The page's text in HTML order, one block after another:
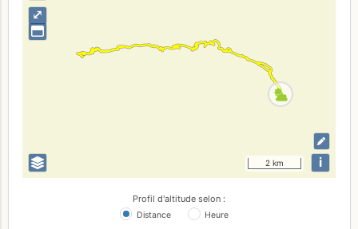
⤢
2 km i
Profil d'altitude selon :
Distance Heure